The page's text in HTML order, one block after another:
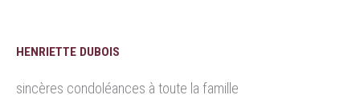
HENRIETTE DUBOIS
sincères condoléances à toute la famille